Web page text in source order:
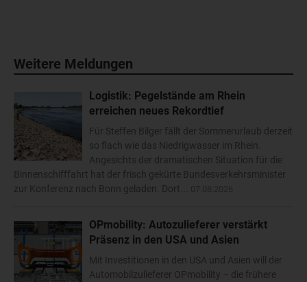
Weitere Meldungen
Logistik: Pegelstände am Rhein
erreichen neues Rekordtief
Für Steffen Bilger fällt der Sommerurlaub derzeit
so flach wie das Niedrigwasser im Rhein.
Angesichts der dramatischen Situation für die
Binnenschifffahrt hat der frisch gekürte Bundesverkehrsminister
zur Konferenz nach Bonn geladen. Dort...
OPmobility: Autozulieferer verstärkt
Präsenz in den USA und Asien
Mit Investitionen in den USA und Asien will der
Automobilzulieferer OPmobility – die frühere